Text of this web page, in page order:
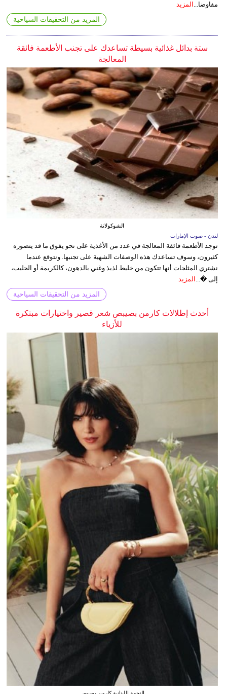
مفاوضا... المزيد
المزيد من التحقيقات السياحية
ستة بدائل غذائية بسيطة تساعدك على تجنب الأطعمة فائقة
المعالجة
الشوكولاتة
لندن - صوت الإمارات
توجد الأطعمة فائقة المعالجة في عدد من الأغذية على نحو يفوق ما قد يتصوره
كثيرون، وسوف تساعدك هذه الوصفات الشهية على تجنبها. ونتوقع عندما
نشتري المثلجات أنها تتكون من خليط لذيذ وغني بالدهون، كالكريمة أو الحليب،
إلى �... المزيد
المزيد من التحقيقات السياحية
أحدث إطلالات كارمن بصيبص شعر قصير واختيارات مبتكرة
للأزياء